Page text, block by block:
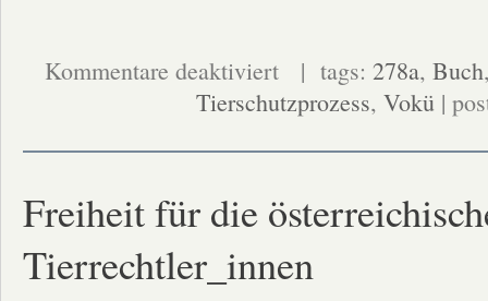
Kommentare deaktiviertBuchvorstellung
(So,
3.
wir
alle!
| tags: 278a, Buch
Tierschutzprozess, Vokü|
Freiheit für die
Tierrechtler_innen